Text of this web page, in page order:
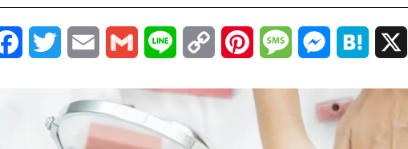
FacebookTwitterEmail Gmail Line
Copy
Link
PinterestMessageMessenger
Hatena